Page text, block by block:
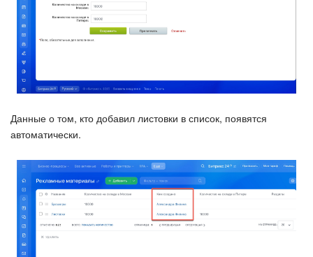
Данные о том, кто добавил листовки в список, появятся
автоматически.